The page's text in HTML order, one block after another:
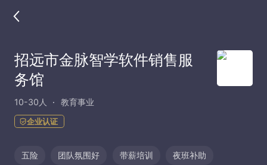
招远市金脉智学软件销售服
务馆
10-30人 教育事业
企业认证
五险 团队氛围好 带薪培训 夜班补助